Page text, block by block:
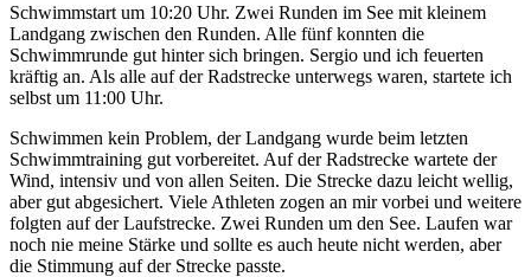
Schwimmstart um 10:20 Uhr. Zwei Runden im See mit kleinem
Landgang zwischen den Runden. Alle fünf konnten die
Schwimmrunde gut hinter sich bringen. Sergio und ich feuerten
kräftig an. Als alle auf der Radstrecke unterwegs waren, startete ich
selbst um 11:00 Uhr.
Schwimmen kein Problem, der Landgang wurde beim letzten
Schwimmtraining gut vorbereitet. Auf der Radstrecke wartete der
Wind, intensiv und von allen Seiten. Die Strecke dazu leicht wellig,
aber gut abgesichert. Viele Athleten zogen an mir vorbei und weitere
folgten auf der Laufstrecke. Zwei Runden um den See. Laufen war
noch nie meine Stärke und sollte es auch heute nicht werden, aber
die Stimmung auf der Strecke passte.